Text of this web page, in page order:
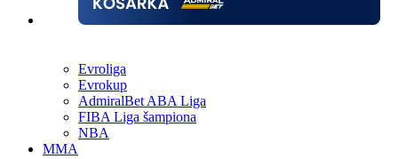
Evroliga
Evrokup
AdmiralBet ABA Liga
FIBA Liga šampiona
NBA
MMA